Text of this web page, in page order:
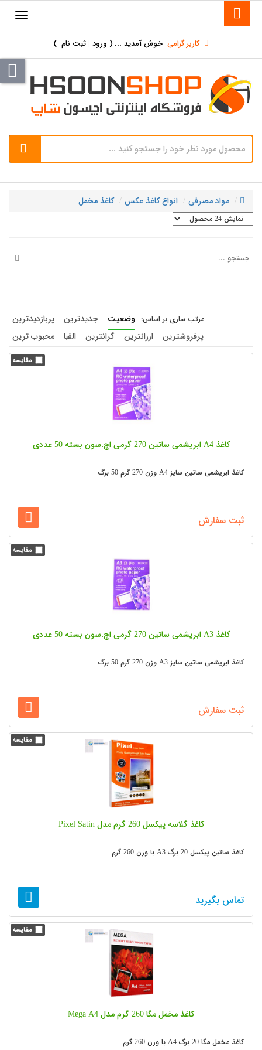
کاربر گرامی خوش آمدید ... ( ورود | ثبت نام )
مواد مصرفی انواع کاغذ عکس کاغذ مخمل
وضعیت جدیدترین
پربازدیدترین
پرفروشترین
ارزانترین گرانترین الفبا محبوب ترین
کاغذ A4 ابریشمی ساتین 270 گرمی اچ.سون بسته 50 عددی
کاغذ ابریشمی ساتین سایز A4 وزن 270 گرم 50 برگ
ثبت سفارش
کاغذ A3 ابریشمی ساتین 270 گرمی اچ.سون بسته 50 عددی
کاغذ ابریشمی ساتین سایز A3 وزن 270 گرم 50 برگ
ثبت سفارش
کاغذ گلاسه پیکسل 260 گرم مدل Pixel Satin
کاغذ ساتین پیکسل 20 برگ A3 با وزن 260 گرم
تماس بگیرید
کاغذ مخمل مگا 260 گرم مدل Mega A4
کاغذ مخمل مگا 20 برگ A4 با وزن 260 گرم